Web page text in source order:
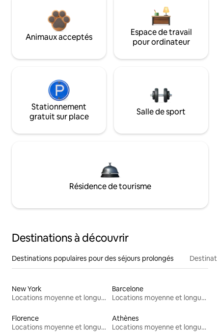
Animaux acceptés
Espace de travail
pour ordinateur
Stationnement
gratuit sur place
Salle de sport
Résidence de tourisme
Destinations à découvrir
Destinations populaires pour des séjours prolongés
New York
Locations moyenne et longue durée
Barcelone
Locations moyenne et longue durée
Florence
Locations moyenne et longue durée
Athènes
Locations moyenne et longue durée